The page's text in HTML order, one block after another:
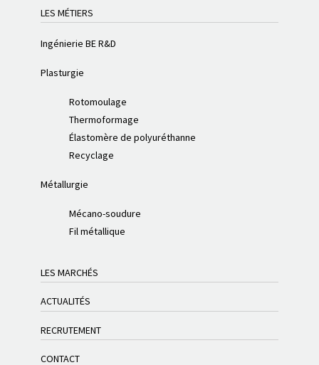
LES MÉTIERS
Ingénierie BE R&D
Plasturgie
Rotomoulage
Thermoformage
Élastomère de polyuréthanne
Recyclage
Métallurgie
Mécano-soudure
Fil métallique
LES MARCHÉS
ACTUALITÉS
RECRUTEMENT
CONTACT